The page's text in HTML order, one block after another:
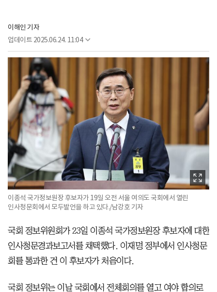
이해인 기자
업데이트 2025.06.24. 11:04
이종석 국가정보원장 후보자가 19일 오전 서울 여의도 국회에서 열린
인사청문회에서 모두발언을 하고 있다./남강호 기자
국회 정보위원회가 23일 이종석 국가정보원장 후보자에 대한
인사청문경과보고서를 채택했다. 이재명 정부에서 인사청문
회를 통과한 건 이 후보자가 처음이다.
국회 정보위는 이날 국회에서 전체회의를 열고 여야 합의로